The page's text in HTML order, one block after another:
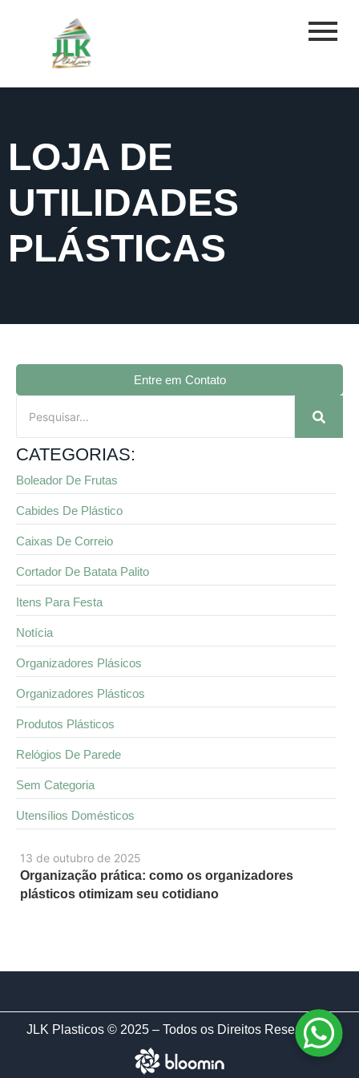
LOJA DE
UTILIDADES
PLÁSTICAS
13 de outubro de 2025
Organização prática: como os organizadores
plásticos otimizam seu cotidiano
Entre em Contato
CATEGORIAS:
Boleador De Frutas
Cabides De Plástico
Caixas De Correio
Cortador De Batata Palito
Itens Para Festa
Notícia
Organizadores Plásicos
Organizadores Plásticos
Produtos Plásticos
Relógios De Parede
Sem Categoria
Utensílios Domésticos
JLK Plasticos © 2025 – Todos os Direitos Reservados